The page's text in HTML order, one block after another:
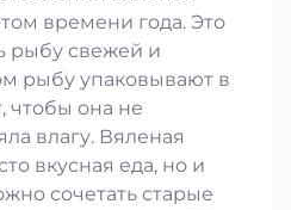
времени года. Это
рыбу свежей и
рыбу упаковывают в
чтобы она не
влагу. Вяленая
вкусная еда, но и
сочетать старые